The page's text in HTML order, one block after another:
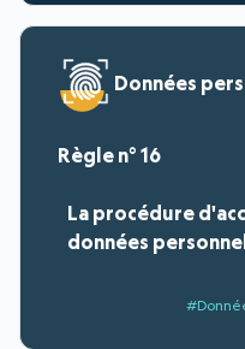
Données
16
La procédure
données